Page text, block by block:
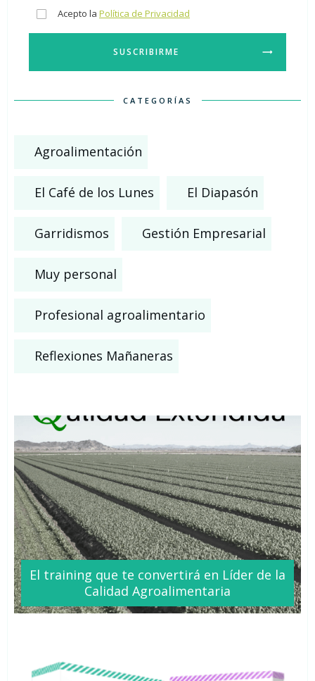
Acepto la Política de Privacidad
SUSCRIBIRME
CATEGORÍAS
Agroalimentación
El Café de los Lunes El Diapasón
Garridismos Gestión Empresarial
Muy personal
Profesional agroalimentario
Reflexiones Mañaneras
El training que te convertirá en Líder de la
Calidad Agroalimentaria